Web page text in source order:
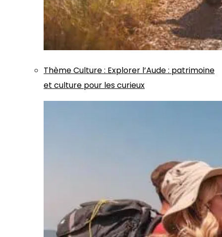
ThèmeCulture: Explorer l’Aude : patrimoine
et culture pour les curieux